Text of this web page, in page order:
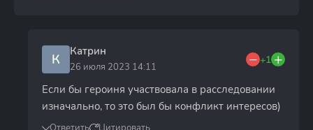
К Катрин
26 июля 2023 14:11
+1
Если бы героиня участвовала в расследовании
изначально, то это был бы конфликт интересов)